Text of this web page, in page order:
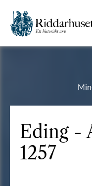
Eding -
1257